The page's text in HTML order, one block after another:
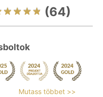
(64)
Mutass többet >>